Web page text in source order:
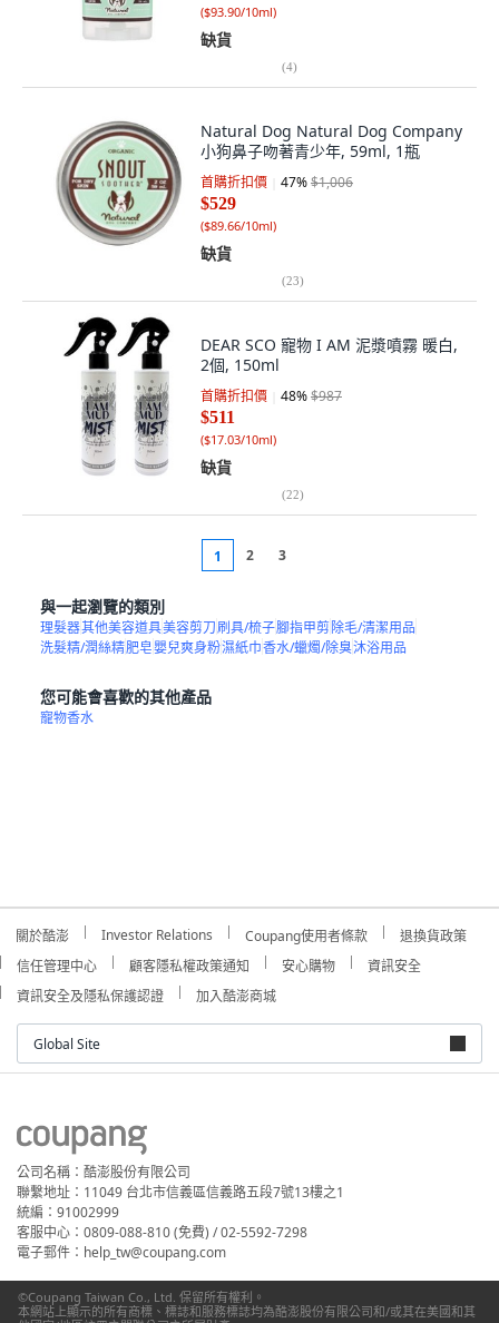
($93.90/10ml)
缺貨
(4)
Natural Dog Natural Dog Company
小狗鼻子吻著青少年, 59ml, 1瓶
首購折扣價 47%$1,006
$529
($89.66/10ml)
缺貨
(23)
DEAR SCO 寵物 I AM 泥漿噴霧 暖白,
2個, 150ml
首購折扣價 48%$987
$511
($17.03/10ml)
缺貨
(22)
1 2 3
與一起瀏覽的類別
理髮器其他美容道具美容剪刀刷具/梳子腳指甲剪除毛/清潔用品
洗髮精/潤絲精肥皂嬰兒爽身粉濕紙巾香水/蠟燭/除臭沐浴用品
您可能會喜歡的其他產品
寵物香水
關於酷澎 Investor Relations Coupang使用者條款
退換貨政策
信任管理中心
顧客隱私權政策通知 安心購物
資訊安全
資訊安全及隱私保護認證
加入酷澎商城
Global Site
公司名稱：酷澎股份有限公司
聯繫地址：11049 台北市信義區信義路五段7號13樓之1
統編：91002999
客服中心：0809-088-810 (免費) / 02-5592-7298
電子郵件：help_tw@coupang.com
©Coupang Taiwan Co., Ltd. 保留所有權利。
本網站上顯示的所有商標、標誌和服務標誌均為酷澎股份有限公司和/或其在美國和其